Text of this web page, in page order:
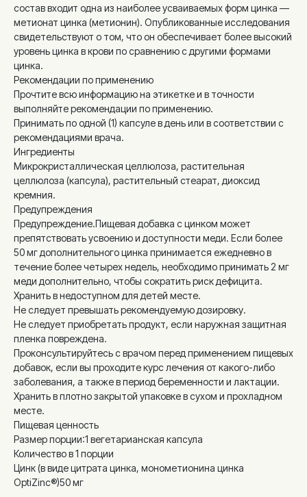
состав входит одна из наиболее усваиваемых форм цинка —
метионат цинка (метионин). Опубликованные исследования
свидетельствуют о том, что он обеспечивает более высокий
уровень цинка в крови по сравнению с другими формами
цинка.
Рекомендации по применению
Прочтите всю информацию на этикетке и в точности
выполняйте рекомендации по применению.
Принимать по одной (1) капсуле в день или в соответствии с
рекомендациями врача.
Ингредиенты
Микрокристаллическая целлюлоза, растительная
целлюлоза (капсула), растительный стеарат, диоксид
кремния.
Предупреждения
Предупреждение.Пищевая добавка с цинком может
препятствовать усвоению и доступности меди. Если более
50 мг дополнительного цинка принимается ежедневно в
течение более четырех недель, необходимо принимать 2 мг
меди дополнительно, чтобы сократить риск дефицита.
Хранить в недоступном для детей месте.
Не следует превышать рекомендуемую дозировку.
Не следует приобретать продукт, если наружная защитная
пленка повреждена.
Проконсультируйтесь с врачом перед применением пищевых
добавок, если вы проходите курс лечения от какого-либо
заболевания, а также в период беременности и лактации.
Хранить в плотно закрытой упаковке в сухом и прохладном
месте.
Пищевая ценность
Размер порции:1 вегетарианская капсула
Количество в 1 порции
Цинк (в виде цитрата цинка, монометионина цинка
OptiZinc®)50 мг